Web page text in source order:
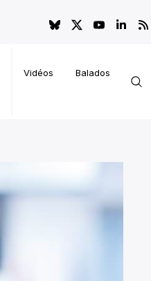
Vidéos Balados